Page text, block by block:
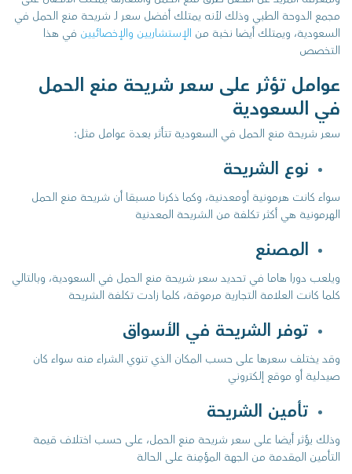
مجمع الدوحة الطبي وذلك لأنه يمتلك أفضل سعر لـ شريحة منع الحمل في
السعودية، ويمتلك أيضا نخبة من الإستشاريين والإخصائيين في هذا
التخصص
عوامل تؤثر على سعر شريحة منع الحمل
في السعودية
سعر شريحة منع الحمل في السعودية تتأثر بعدة عوامل مثل:
نوع الشريحة
سواء كانت هرمونية أومعدنية، وكما ذكرنا مسبقا أن شريحة منع الحمل
الهرمونية هي أكثر تكلفة من الشريحة المعدنية
المصنع
ويلعب دورا هاما في تحديد سعر شريحة منع الحمل في السعودية، وبالتالي
كلما كانت العلامة التجارية مرموقة، كلما زادت تكلفة الشريحة
توفر الشريحة في الأسواق
وقد يختلف سعرها على حسب المكان الذي تنوي الشراء منه سواء كان
صيدلية أو موقع إلكتروني
تأمين الشريحة
وذلك يؤثر أيضا على سعر شريحة منع الحمل، على حسب اختلاف قيمة
التأمين المقدمة من الجهة المؤمِنة على الحالة